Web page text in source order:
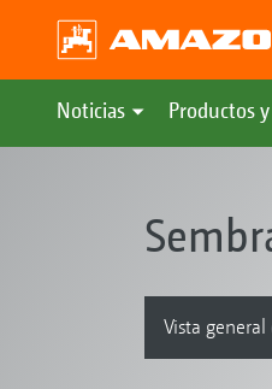
Noticias Productos
Vista